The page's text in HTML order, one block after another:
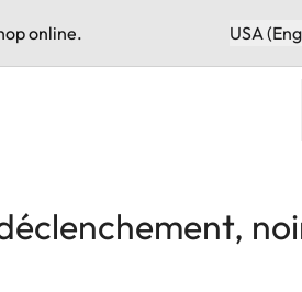
online. USA